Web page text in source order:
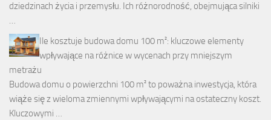
dziedzinach życia i przemysłu. Ich różnorodność, obejmująca silniki
…
Ile kosztuje budowa domu 100 m²: kluczowe elementy
wpływające na różnice w wycenach przy mniejszym
metrażu
Budowa domu o powierzchni 100 m² to poważna inwestycja, która
wiąże się z wieloma zmiennymi wpływającymi na ostateczny koszt.
Kluczowymi …